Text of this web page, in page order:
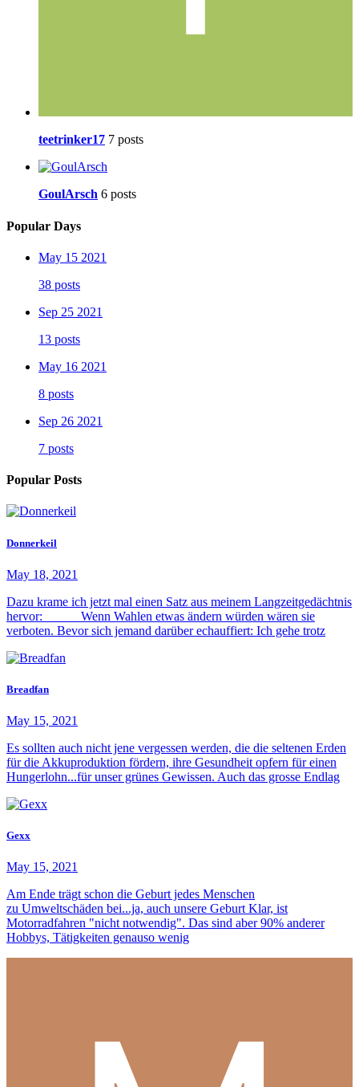
teetrinker17 7 posts
GoulArsch 6 posts
Popular Days
May 15 2021
38 posts
Sep 25 2021
13 posts
May 16 2021
8 posts
Sep 26 2021
7 posts
Popular Posts
Donnerkeil
May 18, 2021
Dazu krame ich jetzt mal einen Satz aus meinem Langzeitgedächtnis
hervor: Wenn Wahlen etwas ändern würden wären sie
verboten. Bevor sich jemand darüber echauffiert: Ich gehe trotz
Breadfan
May 15, 2021
Es sollten auch nicht jene vergessen werden, die die seltenen Erden
für die Akkuproduktion fördern, ihre Gesundheit opfern für einen
Hungerlohn...für unser grünes Gewissen. Auch das grosse Endlag
Gexx
May 15, 2021
Am Ende trägt schon die Geburt jedes Menschen
zu Umweltschäden bei...ja, auch unsere Geburt Klar, ist
Motorradfahren "nicht notwendig". Das sind aber 90% anderer
Hobbys, Tätigkeiten genauso wenig